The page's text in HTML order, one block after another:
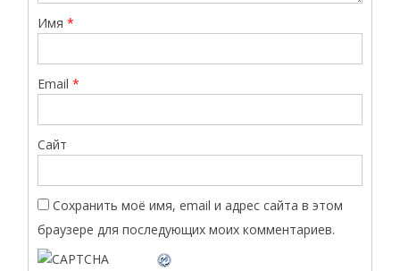
Имя*
Email*
Сайт
Сохранить моё имя, email и адрес сайта в этом
браузере для последующих моих комментариев.